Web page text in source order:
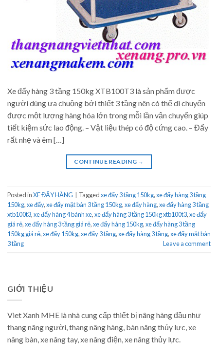
Xe đẩy hàng 3 tầng 150kg XTB100T3 là sản phẩm được
người dùng ưa chuộng bởi thiết 3 tầng nên có thể di chuyển
được một lượng hàng hóa lớn trong mỗi lần vận chuyển giúp
tiết kiệm sức lao động. – Vật liệu thép có độ cứng cao. – Đẩy
rất nhẹ và êm […]
CONTINUE READING →
Posted inXE ĐẨY HÀNG Taggedxe đẩy 3 tầng 150kg,xe đẩy hàng 3 tầng
150kg,xe đẩy,xe đẩy mặt bàn 3 tầng 150kg,xe đẩy hàng,xe đẩy hàng 3 tầng
xtb100t3,xe đẩy hàng 4 bánh xe,xe đẩy hàng 3 tầng 150kg xtb100t3,xe đẩy
giá rẻ,xe đẩy hàng 3 tầng giá rẻ,xe đẩy hàng 150kg,xe đẩy hàng 3 tầng
150kg giá rẻ,xe đẩy 150kg,xe đẩy 3 tầng,xe đẩy hàng 3 tầng,xe đẩy mặt bàn
3 tầng
Leave a comment
GIỚI THIỆU
Viet Xanh MHE là nhà cung cấp thiết bị nâng hàng đầu như
thang nâng người, thang nâng hàng, bàn nâng thủy lực, xe
nâng bàn, xe nâng tay, xe nâng điện, xe nâng thủy lực.